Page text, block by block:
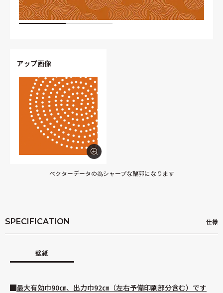
アップ画像
ベクターデータの為シャープな輪郭になります
SPECIFICATION 仕様
壁紙
最大有効巾90㎝、出力巾92㎝（左右予備印刷部分含む）です